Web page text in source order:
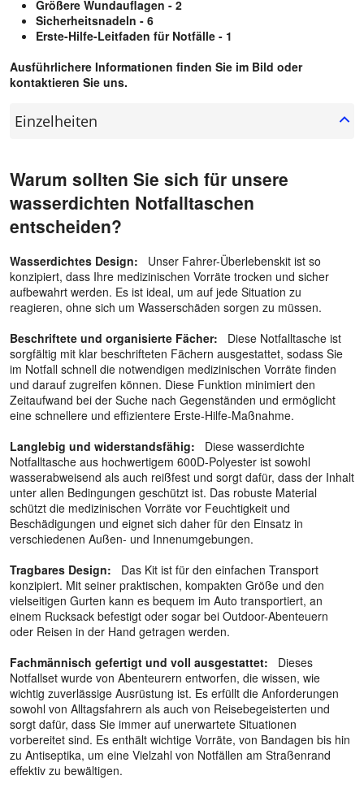
Größere Wundauflagen - 2
Sicherheitsnadeln - 6
Erste-Hilfe-Leitfaden für Notfälle - 1
Ausführlichere Informationen finden Sie im Bild oder
kontaktieren Sie uns.
Einzelheiten
Warum sollten Sie sich für unsere
wasserdichten Notfalltaschen
entscheiden?
Wasserdichtes Design:
Unser Fahrer-Überlebenskit ist so
konzipiert, dass Ihre medizinischen Vorräte trocken und sicher
aufbewahrt werden. Es ist ideal, um auf jede Situation zu
reagieren, ohne sich um Wasserschäden sorgen zu müssen.
Beschriftete und organisierte Fächer:
Diese Notfalltasche ist
sorgfältig mit klar beschrifteten Fächern ausgestattet, sodass Sie
im Notfall schnell die notwendigen medizinischen Vorräte finden
und darauf zugreifen können. Diese Funktion minimiert den
Zeitaufwand bei der Suche nach Gegenständen und ermöglicht
eine schnellere und effizientere Erste-Hilfe-Maßnahme.
Langlebig und widerstandsfähig:
Diese wasserdichte
Notfalltasche aus hochwertigem 600D-Polyester ist sowohl
wasserabweisend als auch reißfest und sorgt dafür, dass der Inhalt
unter allen Bedingungen geschützt ist. Das robuste Material
schützt die medizinischen Vorräte vor Feuchtigkeit und
Beschädigungen und eignet sich daher für den Einsatz in
verschiedenen Außen- und Innenumgebungen.
Tragbares Design:
Das Kit ist für den einfachen Transport
konzipiert. Mit seiner praktischen, kompakten Größe und den
vielseitigen Gurten kann es bequem im Auto transportiert, an
einem Rucksack befestigt oder sogar bei Outdoor-Abenteuern
oder Reisen in der Hand getragen werden.
Fachmännisch gefertigt und voll ausgestattet:
Dieses
Notfallset wurde von Abenteurern entworfen, die wissen, wie
wichtig zuverlässige Ausrüstung ist. Es erfüllt die Anforderungen
sowohl von Alltagsfahrern als auch von Reisebegeisterten und
sorgt dafür, dass Sie immer auf unerwartete Situationen
vorbereitet sind. Es enthält wichtige Vorräte, von Bandagen bis hin
zu Antiseptika, um eine Vielzahl von Notfällen am Straßenrand
effektiv zu bewältigen.